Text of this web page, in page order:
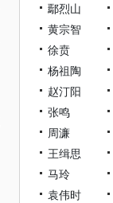
鄢烈山
黄宗智
徐贲
杨祖陶
赵汀阳
张鸣
周濂
王缉思
马玲
袁伟时